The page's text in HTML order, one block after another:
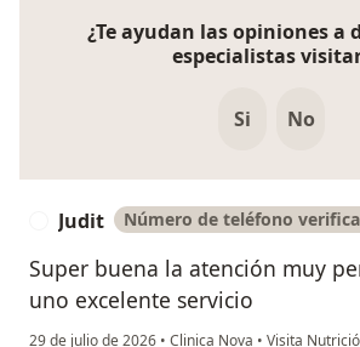
¿Te ayudan las opiniones a
especialistas
Si No
Judit Número de teléfono
Super buena la atención muy
uno excelente servicio
29 de julio de 2026 • Clinica Nova • Visita